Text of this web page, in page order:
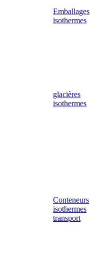
Emballages
isothermes
glacières
isothermes
Conteneurs
isothermes
transport